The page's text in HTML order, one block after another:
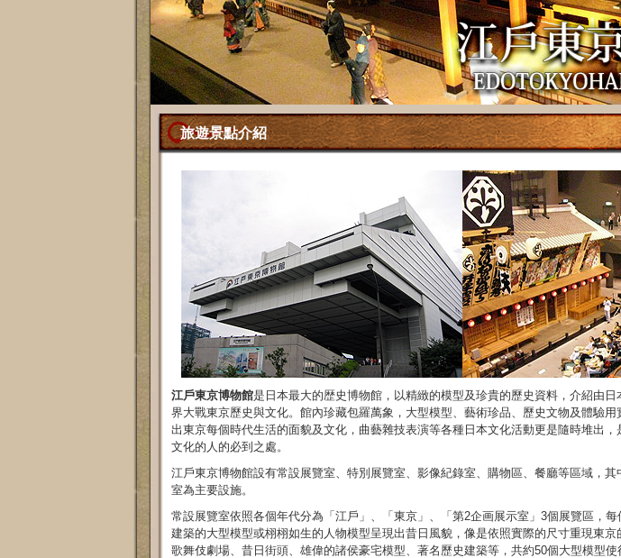
旅遊景點介紹
江戶東京博物館是日本最大的歴史博物館，以精緻的模型及珍貴的歷史資料，介紹由
界大戰東京歷史與文化。館內珍藏包羅萬象，大型模型、藝術珍品、歷史文物及體驗
出東京每個時代生活的面貌及文化，曲藝雜技表演等各種日本文化活動更是隨時堆出
文化的人的必到之處。
江戶東京博物館設有常設展覽室、特別展覽室、影像紀錄室、購物區、餐廳等區域，
室為主要設施。
常設展覽室依照各個年代分為「江戶」、「東京」、「第2企画展示室」3個展覽區，
建築的大型模型或栩栩如生的人物模型呈現出昔日風貌，像是依照實際的尺寸重現東京
歌舞伎劇場、昔日街頭、雄偉的諸侯豪宅模型、著名歷史建築等，共約50個大型模型使